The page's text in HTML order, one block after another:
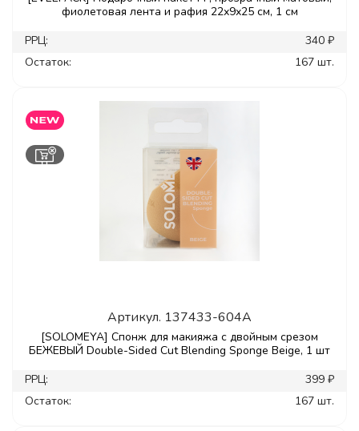
фиолетовая лента и рафия 22х9х25 см, 1 см
РРЦ:
340 ₽
Остаток:
167 шт.
Артикул. 137433-604A
[SOLOMEYA] Спонж для макияжа с двойным срезом
БЕЖЕВЫЙ Double-Sided Cut Blending Sponge Beige, 1 шт
РРЦ:
399 ₽
Остаток:
167 шт.